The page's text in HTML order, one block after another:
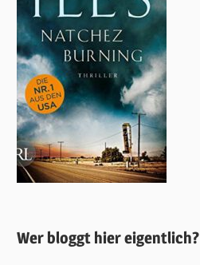
Wer bloggt hier eigentlich?